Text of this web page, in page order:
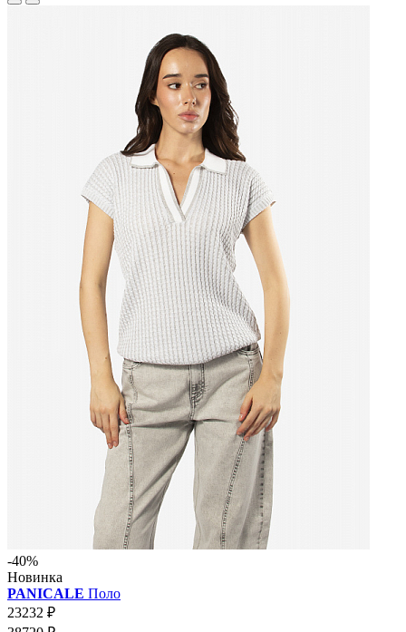
-40%
Новинка
PANICALE Поло
23232 ₽